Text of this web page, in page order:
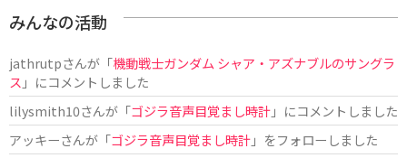
みんなの活動
jathrutpさんが「機動戦士ガンダム シャア・アズナブルのサングラ
ス 」にコメントしました
lilysmith10さんが「ゴジラ音声目覚まし時計」にコメントしました
アッキーさんが「ゴジラ音声目覚まし時計」をフォローしました